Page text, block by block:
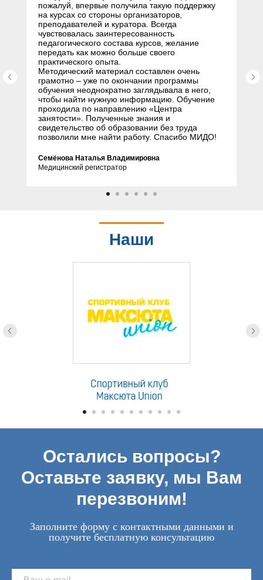
пожалуй, впервые получила такую поддержку
на курсах со стороны организаторов,
преподавателей и куратора. Всегда
чувствовалась заинтересованность
педагогического состава курсов, желание
передать как можно больше своего
практического опыта.
Методический материал составлен очень
грамотно – уже по окончании программы
обучения неоднократно заглядывала в него,
чтобы найти нужную информацию. Обучение
проходила по направлению «Центра
занятости». Полученные знания и
свидетельство об образовании без труда
позволили мне найти работу. Спасибо МИДО!
Семёнова Наталья Владимировна
Медицинский регистратор
Наши
Остались вопросы?
Оставьте заявку, мы Вам
перезвоним!
Заполните форму с контактными данными и
получите бесплатную консультацию